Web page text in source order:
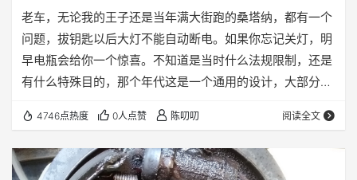
老车，无论我的王子还是当年满大街跑的桑塔纳，都有一个
问题，拔钥匙以后大灯不能自动断电。如果你忘记关灯，明
早电瓶会给你一个惊喜。不知道是当时什么法规限制，还是
有什么特殊目的，那个年代这是一个通用的设计，大部分车
经不存在这个问题了。虽说问题不大，但是脑子不能保证
100%不出错，早晚都会有那么一次忘关，那么如何解决这
个问题？ 其实理论上很简单，我们车现在是拔钥匙以后可以
4746点热度 0人点赞 陈叨叨 阅读全文